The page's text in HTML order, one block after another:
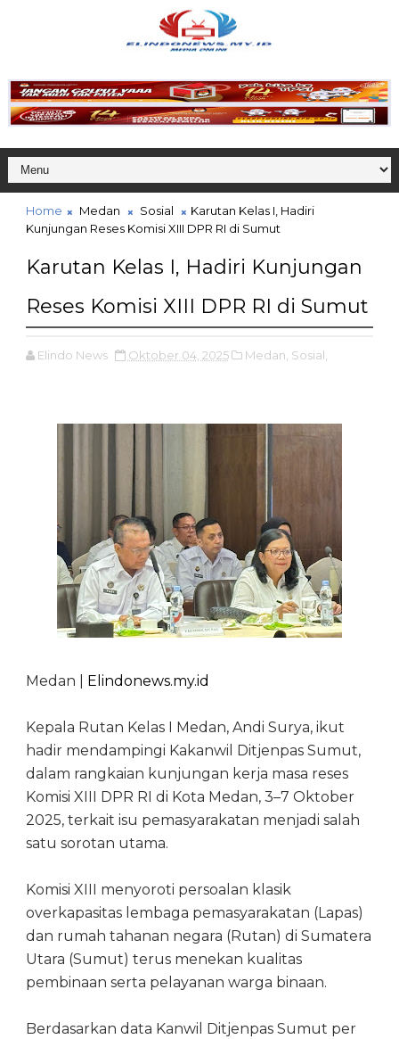
Home Medan Sosial
Karutan Kelas I, Hadiri
Kunjungan Reses Komisi XIII DPR RI di Sumut
Karutan Kelas I, Hadiri Kunjungan
Reses Komisi XIII DPR RI di Sumut
Elindo News Oktober 04, 2025 Medan, Sosial,
Medan | Elindonews.my.id
Kepala Rutan Kelas I Medan, Andi Surya, ikut
hadir mendampingi Kakanwil Ditjenpas Sumut,
dalam rangkaian kunjungan kerja masa reses
Komisi XIII DPR RI di Kota Medan, 3–7 Oktober
2025, terkait isu pemasyarakatan menjadi salah
satu sorotan utama.
Komisi XIII menyoroti persoalan klasik
overkapasitas lembaga pemasyarakatan (Lapas)
dan rumah tahanan negara (Rutan) di Sumatera
Utara (Sumut) terus menekan kualitas
pembinaan serta pelayanan warga binaan.
Berdasarkan data Kanwil Ditjenpas Sumut per